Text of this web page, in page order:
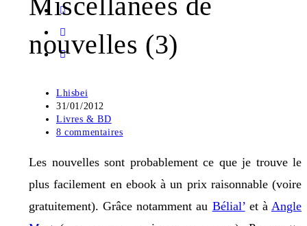
nouvelles (3)
Auteur/autrice
de
la
publication :
Lhisbei
Publication
publiée :
31/01/2012
Post
category:
Livres & BD
Commentaires
8 commentaires
Les nouvelles sont probablement ce que je trouve le
plus facilement en ebook à un prix raisonnable (voire
gratuitement). Grâce notamment au Bélial’et àAngle